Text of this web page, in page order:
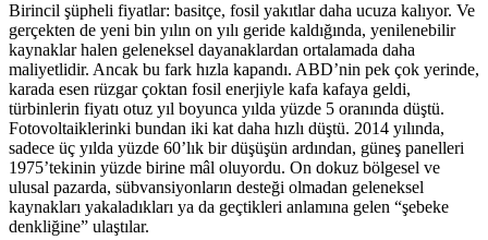
Birincil şüpheli fiyatlar: basitçe, fosil yakıtlar daha ucuza kalıyor. Ve
gerçekten de yeni bin yılın on yılı geride kaldığında, yenilenebilir
kaynaklar halen geleneksel dayanaklardan ortalamada daha
maliyetlidir. Ancak bu fark hızla kapandı. ABD’nin pek çok yerinde,
karada esen rüzgar çoktan fosil enerjiyle kafa kafaya geldi,
türbinlerin fiyatı otuz yıl boyunca yılda yüzde 5 oranında düştü.
Fotovoltaiklerinki bundan iki kat daha hızlı düştü. 2014 yılında,
sadece üç yılda yüzde 60’lık bir düşüşün ardından, güneş panelleri
1975’tekinin yüzde birine mâl oluyordu. On dokuz bölgesel ve
ulusal pazarda, sübvansiyonların desteği olmadan geleneksel
kaynakları yakaladıkları ya da geçtikleri anlamına gelen “şebeke
denkliğine” ulaştılar.